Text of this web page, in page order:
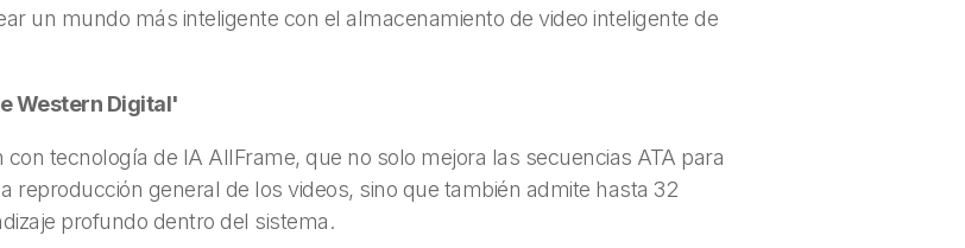
un mundo más inteligente con el almacenamiento de video inteligente de
Western Digital'
tecnología de IA AllFrame, que no solo mejora las secuencias ATA para
reproducción general de los videos, sino que también admite hasta 32
profundo dentro del sistema.